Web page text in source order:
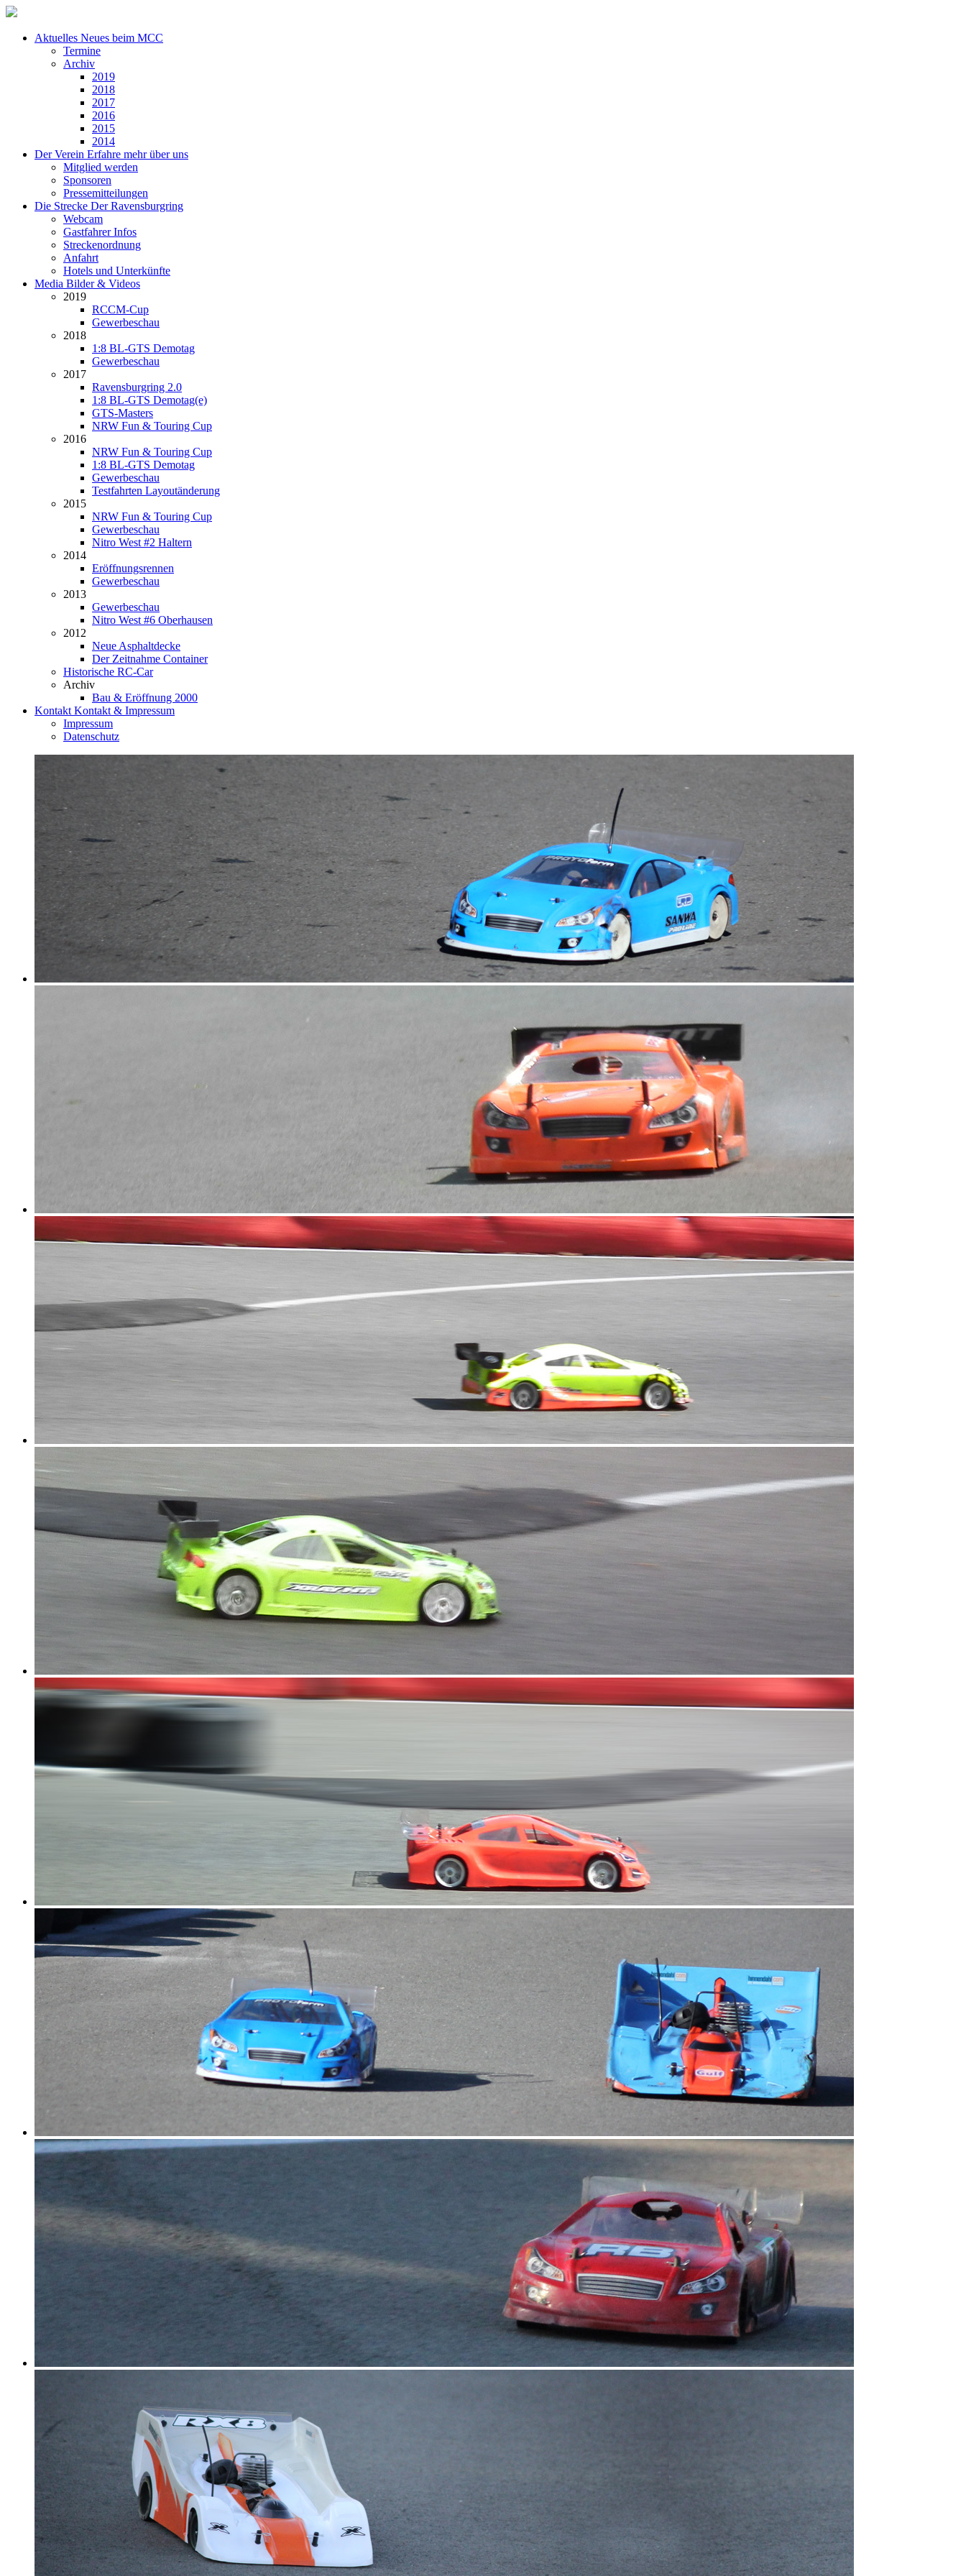
Aktuelles Neues beim MCC
Termine
Archiv
2019
2018
2017
2016
2015
2014
Der Verein Erfahre mehr über uns
Mitglied werden
Sponsoren
Pressemitteilungen
Die Strecke Der Ravensburgring
Webcam
Gastfahrer Infos
Streckenordnung
Anfahrt
Hotels und Unterkünfte
Media Bilder & Videos
2019
RCCM-Cup
Gewerbeschau
2018
1:8 BL-GTS Demotag
Gewerbeschau
2017
Ravensburgring 2.0
1:8 BL-GTS Demotag(e)
GTS-Masters
NRW Fun & Touring Cup
2016
NRW Fun & Touring Cup
1:8 BL-GTS Demotag
Gewerbeschau
Testfahrten Layoutänderung
2015
NRW Fun & Touring Cup
Gewerbeschau
Nitro West #2 Haltern
2014
Eröffnungsrennen
Gewerbeschau
2013
Gewerbeschau
Nitro West #6 Oberhausen
2012
Neue Asphaltdecke
Der Zeitnahme Container
Historische RC-Car
Archiv
Bau & Eröffnung 2000
Kontakt Kontakt & Impressum
Impressum
Datenschutz